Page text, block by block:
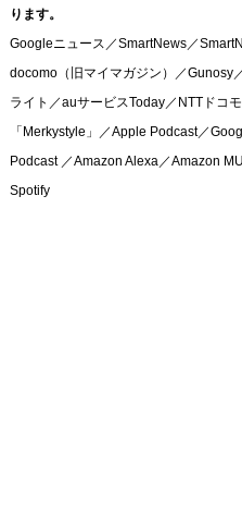
ります。
Googleニュース／SmartNews／
docomo（旧マイマガジン）／Gunosy
ライト／auサービスToday／NTTドコモ
「Merkystyle」／Apple Podcast／
Podcast ／Amazon Alexa／Amazon
Spotify